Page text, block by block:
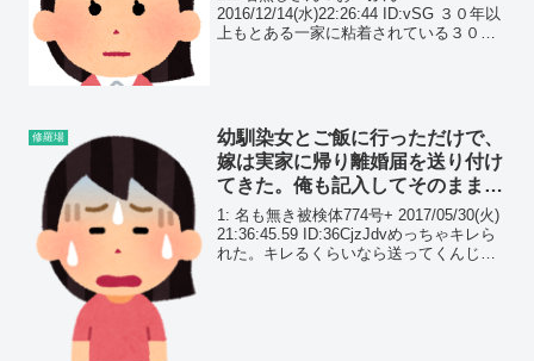
2016/12/14(水)22:26:44 ID:vSG ３０年以
上もとある一家に粘着されている３０年
修羅場
幼馴染女とご飯に行っただけで、
嫁は実家に帰り離婚届を送り付け
てきた。俺も記入してそのまま提
出した結果…
1: 名も無き被検体774号+ 2017/05/30(火)
21:36:45.59 ID:36CjzJdvめっちゃキレら
れた。キレるくらいなら送ってくんじゃ